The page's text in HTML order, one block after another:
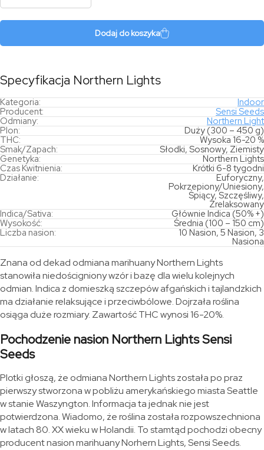
Dodaj do koszyka
Specyfikacja Northern Lights
Kategoria:
Indoor
Producent:
Sensi Seeds
Odmiany:
Northern Light
Plon:
Duży (300 – 450 g)
THC:
Wysoka 16-20 %
Smak/Zapach:
Słodki, Sosnowy, Ziemisty
Genetyka:
Northern Lights
Czas Kwitnienia:
Krótki 6-8 tygodni
Działanie:
Euforyczny,
Pokrzepiony/Uniesiony,
Śpiący, Szczęśliwy,
Zrelaksowany
Indica/Sativa:
Głównie Indica (50% +)
Wysokość:
Średnia (100 – 150 cm)
Liczba nasion:
10 Nasion, 5 Nasion, 3
Nasiona
Znana od dekad odmiana marihuany Northern Lights
stanowiła niedościgniony wzór i bazę dla wielu kolejnych
odmian. Indica z domieszką szczepów afgańskich i tajlandzkich
ma działanie relaksujące i przeciwbólowe. Dojrzała roślina
osiąga duże rozmiary. Zawartość THC wynosi 16-20%.
Pochodzenie nasion Northern Lights Sensi
Seeds
Plotki głoszą, że odmiana Northern Lights została po praz
pierwszy stworzona w pobliżu amerykańskiego miasta Seattle
w stanie Waszyngton. Informacja ta jednak nie jest
potwierdzona. Wiadomo, że roślina została rozpowszechniona
w latach 80. XX wieku w Holandii. To stamtąd pochodzi obecny
producent nasion marihuany Norhern Lights, Sensi Seeds.